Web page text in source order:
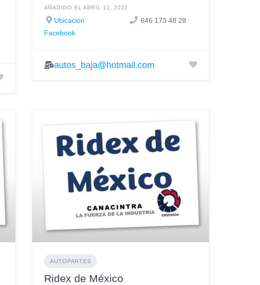
AÑADIDO EL ABRIL 12, 2022
Ubicación
646 173 48 28
Facebook
autos_baja@hotmail.com
AUTOPARTES
Ridex de México